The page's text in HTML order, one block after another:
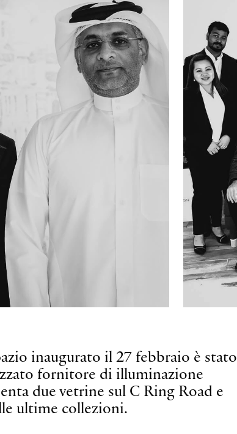
inaugurato il 27 febbraio è stato
fornitore di illuminazione
due vetrine sul C Ring Road e
ultime collezioni.